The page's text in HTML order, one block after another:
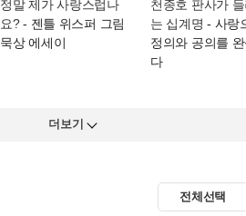
정말 제가 사랑스럽나
요?- 젠틀 위스퍼 그림
묵상 에세이
천종호 판사가
는 십계명 - 사랑
정의와 공의를
다
더보기
전체선택